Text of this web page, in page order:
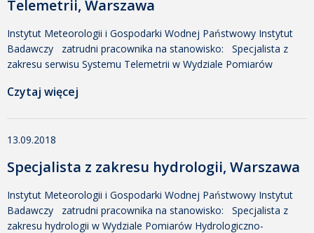
Telemetrii, Warszawa
Instytut Meteorologii i Gospodarki Wodnej Państwowy Instytut
Badawczy zatrudni pracownika na stanowisko: Specjalista z
zakresu serwisu Systemu Telemetrii w Wydziale Pomiarów
ramach Centrum Hydrologiczno-Meteorologicznej Służby
wykształcenie średnie techniczne, preferowane wyższe z
znajomość zagadnień z […]
Czytaj więcej
13.09.2018
Specjalista z zakresu hydrologii, Warszawa
Instytut Meteorologii i Gospodarki Wodnej Państwowy Instytut
Badawczy zatrudni pracownika na stanowisko: Specjalista z
zakresu hydrologii w Wydziale Pomiarów Hydrologiczno-